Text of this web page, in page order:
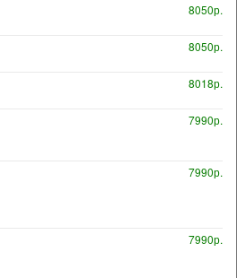
8050р.
8050р.
8018р.
7990р.
7990р.
7990р.